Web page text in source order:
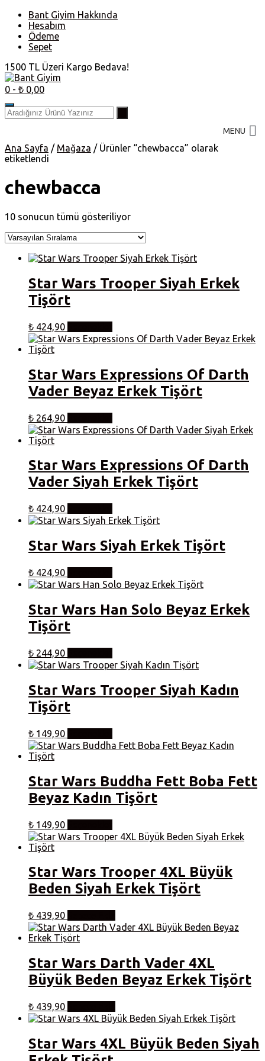
Skip
content
Bant Giyim Hakkında
Hesabım
Ödeme
Sepet
1500 TL Üzeri Kargo Bedava!
0 - ₺ 0,00
MENU
Ana Sayfa / Mağaza / Ürünler “chewbacca” olarak
etiketlendi
chewbacca
10 sonucun tümü gösteriliyor
Star Wars Trooper Siyah Erkek
Tişört
₺ 424,90
Bu
ürünün
birden
varyasyonu
var.
Seçenekler
ürün
sayfasından
seçilebilir
Star Wars Expressions Of Darth
Vader Beyaz Erkek Tişört
₺ 264,90
Bu
ürünün
birden
varyasyonu
var.
Seçenekler
ürün
sayfasından
seçilebilir
Star Wars Expressions Of Darth
Vader Siyah Erkek Tişört
₺ 424,90
ürünün
birden
fazla
varyasyonu
ürün
sayfasından
seçilebilir
Star Wars Siyah Erkek Tişört
₺ 424,90
Bu
ürünün
birden
fazla
varyasyonu
ürün
sayfasından
seçilebilir
Star Wars Han Solo Beyaz Erkek
Tişört
₺ 244,90
Bu
ürünün
birden
varyasyonu
ürün
sayfasından
seçilebilir
Star Wars Trooper Siyah Kadın
Tişört
₺ 149,90
Bu
ürünün
birden
varyasyonu
var.
Seçenekler
ürün
sayfasından
seçilebilir
Star Wars Buddha Fett Boba Fett
Beyaz Kadın Tişört
₺ 149,90
Bu
ürünün
birden
var.
Seçenekler
ürün
sayfasından
seçilebilir
Star Wars Trooper 4XL Büyük
Beden Siyah Erkek Tişört
₺ 439,90
Star Wars Darth Vader 4XL
Büyük Beden Beyaz Erkek Tişört
₺ 439,90
Star Wars 4XL Büyük Beden Siyah